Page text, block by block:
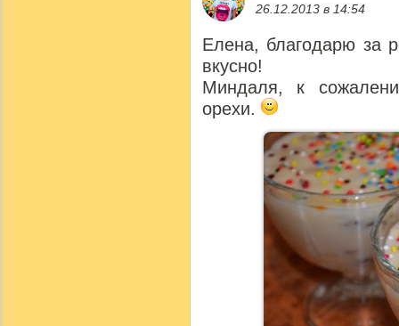
26.12.2013 в 14:54
Елена, благодарю за
вкусно!
Миндаля, к
орехи.